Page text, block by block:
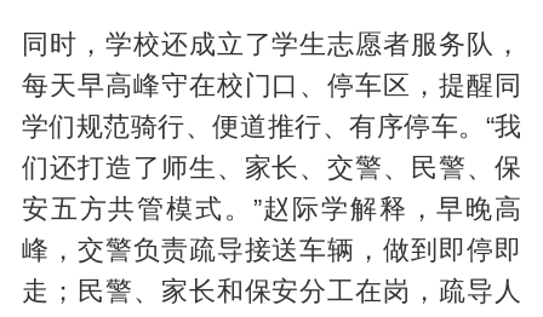
同时，学校还成立了学生志愿者服务队，
每天早高峰守在校门口、停车区，提醒同
学们规范骑行、便道推行、有序停车。“我
们还打造了师生、家长、交警、民警、保
安五方共管模式。”赵际学解释，早晚高
峰，交警负责疏导接送车辆，做到即停即
走；民警、家长和保安分工在岗，疏导人